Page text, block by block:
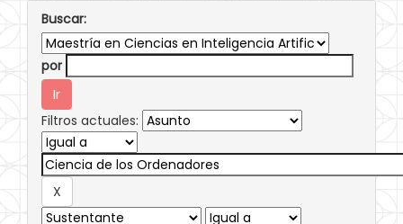
Buscar:
por
Filtros actuales: